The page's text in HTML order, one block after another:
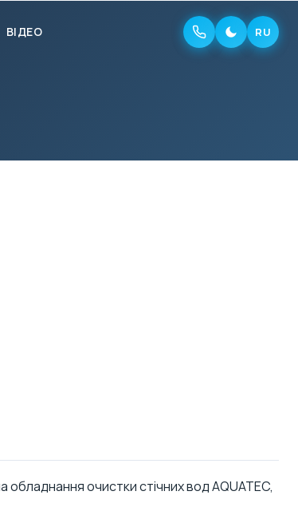
ВІДЕО RU
обладнання очистки стічних вод AQUATEC,